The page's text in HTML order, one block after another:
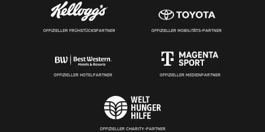
OFFIZIELLER FRÜHSTÜCKSPARTNER OFFIZIELLER MOBILITÄTS-PARTNER
OFFIZIELLER HOTELPARTNER OFFIZIELLER MEDIENPARTNER
OFFIZIELLER CHARITY-PARTNER